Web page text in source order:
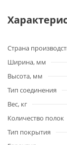
Страна
Ширина, мм
Высота, мм
Тип соединения
Вес, кг
Количество полок
Тип покрытия